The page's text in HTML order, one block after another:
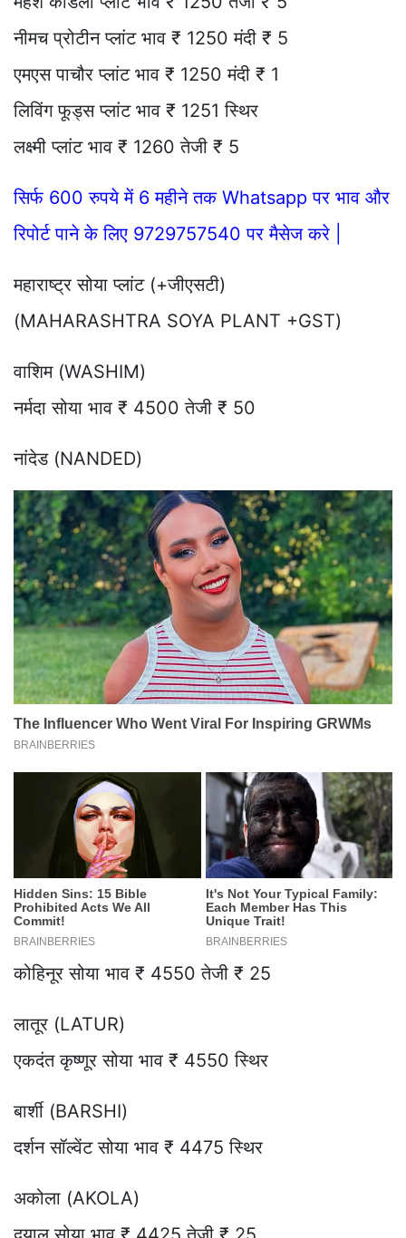
नीमच प्रोटीन प्लांट भाव ₹ 1250 मंदी ₹ 5
एमएस पाचौर प्लांट भाव ₹ 1250 मंदी ₹ 1
लिविंग फूड्स प्लांट भाव ₹ 1251 स्थिर
लक्ष्मी प्लांट भाव ₹ 1260 तेजी ₹ 5
सिर्फ 600 रुपये में 6 महीने तक Whatsapp पर भाव और
रिपोर्ट पाने के लिए 9729757540 पर मैसेज करे |
महाराष्ट्र सोया प्लांट (+जीएसटी)
(MAHARASHTRA SOYA PLANT +GST)
वाशिम (WASHIM)
नर्मदा सोया भाव ₹ 4500 तेजी ₹ 50
नांदेड (NANDED)
कोहिनूर सोया भाव ₹ 4550 तेजी ₹ 25
लातूर (LATUR)
एकदंत कृष्णूर सोया भाव ₹ 4550 स्थिर
बार्शी (BARSHI)
दर्शन सॉल्वेंट सोया भाव ₹ 4475 स्थिर
अकोला (AKOLA)